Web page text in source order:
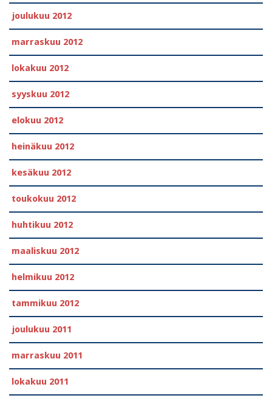
joulukuu 2012
marraskuu 2012
lokakuu 2012
syyskuu 2012
elokuu 2012
heinäkuu 2012
kesäkuu 2012
toukokuu 2012
huhtikuu 2012
maaliskuu 2012
helmikuu 2012
tammikuu 2012
joulukuu 2011
marraskuu 2011
lokakuu 2011